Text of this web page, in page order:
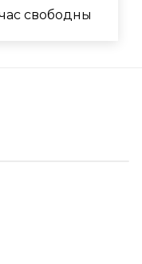
свободны